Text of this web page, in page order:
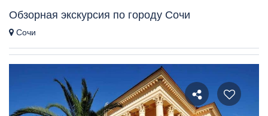
Обзорная экскурсия по городу Сочи
Сочи